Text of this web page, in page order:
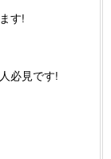
す!
必見です!